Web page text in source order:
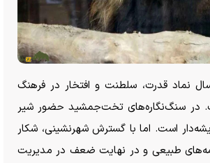
سال نماد قدرت، سلطنت و افتخار در فرهنگ
در سنگ‌نگاره‌های تخت‌جمشید حضور شیر
است. اما با گسترش شهرنشینی، شکار
طبیعی و در نهایت ضعف در مدیریت